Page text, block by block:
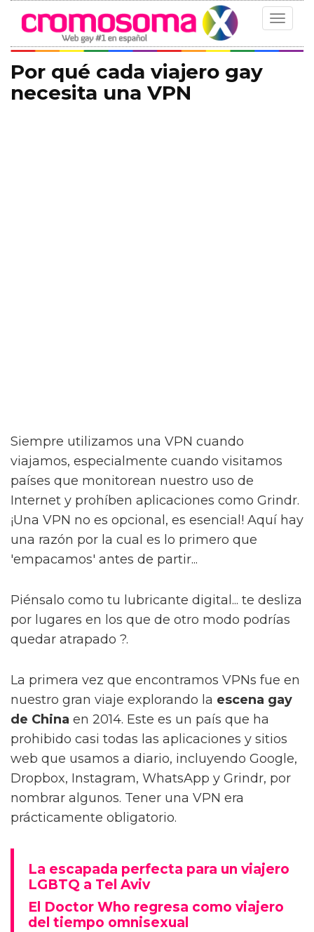
Toggle
Por qué cada viajero gay
necesita una VPN
Siempre utilizamos una VPN cuando
viajamos, especialmente cuando visitamos
países que monitorean nuestro uso de
Internet y prohíben aplicaciones como Grindr.
¡Una VPN no es opcional, es esencial! Aquí hay
una razón por la cual es lo primero que
'empacamos' antes de partir...
Piénsalo como tu lubricante digital... te desliza
por lugares en los que de otro modo podrías
quedar atrapado ?.
La primera vez que encontramos VPNs fue en
nuestro gran viaje explorando la escena gay
de China en 2014. Este es un país que ha
prohibido casi todas las aplicaciones y sitios
web que usamos a diario, incluyendo Google,
Dropbox, Instagram, WhatsApp y Grindr, por
nombrar algunos. Tener una VPN era
prácticamente obligatorio.
La escapada perfecta para un viajero
LGBTQ a Tel Aviv
El Doctor Who regresa como viajero
del tiempo omnisexual